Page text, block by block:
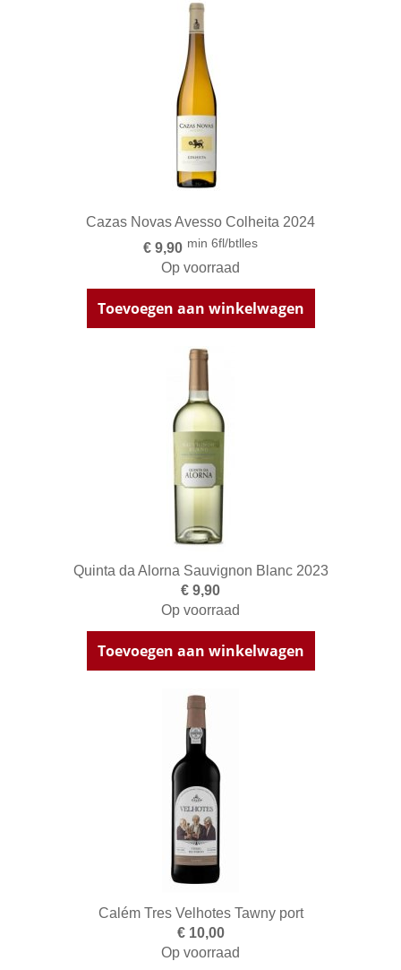
Cazas Novas Avesso Colheita 2024
€ 9,90 min 6fl/btlles
Op voorraad
Toevoegen aan winkelwagen
Quinta da Alorna Sauvignon Blanc 2023
€ 9,90
Op voorraad
Toevoegen aan winkelwagen
Calém Tres Velhotes Tawny port
€ 10,00
Op voorraad